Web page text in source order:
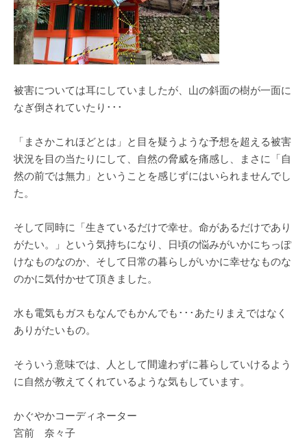
被害については耳にしていましたが、山の斜面の樹が一面に
なぎ倒されていたり･･･
「まさかこれほどとは」と目を疑うような予想を超える被害
状況を目の当たりにして、自然の脅威を痛感し、まさに「自
然の前では無力」ということを感じずにはいられませんでし
た。
そして同時に「生きているだけで幸せ。命があるだけであり
がたい。」という気持ちになり、日頃の悩みがいかにちっぽ
けなものなのか、そして日常の暮らしがいかに幸せなものな
のかに気付かせて頂きました。
水も電気もガスもなんでもかんでも･･･あたりまえではなく
ありがたいもの。
そういう意味では、人として間違わずに暮らしていけるよう
に自然が教えてくれているような気もしています。
かぐやかコーディネーター
宮前 奈々子